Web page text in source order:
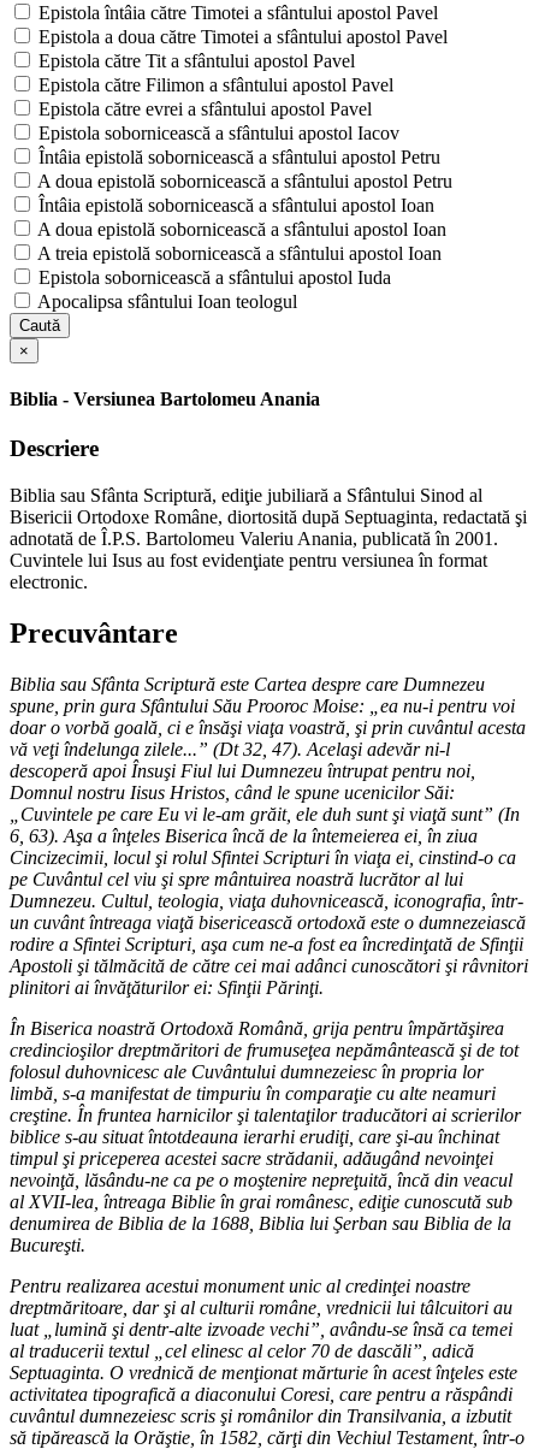
Epistola întâia către Timotei a sfântului apostol Pavel
Epistola a doua către Timotei a sfântului apostol Pavel
Epistola către Tit a sfântului apostol Pavel
Epistola către Filimon a sfântului apostol Pavel
Epistola către evrei a sfântului apostol Pavel
Epistola sobornicească a sfântului apostol Iacov
Întâia epistolă sobornicească a sfântului apostol Petru
A doua epistolă sobornicească a sfântului apostol Petru
Întâia epistolă sobornicească a sfântului apostol Ioan
A doua epistolă sobornicească a sfântului apostol Ioan
A treia epistolă sobornicească a sfântului apostol Ioan
Epistola sobornicească a sfântului apostol Iuda
Apocalipsa sfântului Ioan teologul
Caută
×
Biblia - Versiunea Bartolomeu Anania
Descriere
Biblia sau Sfânta Scriptură, ediţie jubiliară a Sfântului Sinod al
Bisericii Ortodoxe Române, diortosită după Septuaginta, redactată şi
adnotată de Î.P.S. Bartolomeu Valeriu Anania, publicată în 2001.
Cuvintele lui Isus au fost evidenţiate pentru versiunea în format
electronic.
Precuvântare
Biblia sau Sfânta Scriptură este Cartea despre care Dumnezeu
spune, prin gura Sfântului Său Prooroc Moise: „ea nu-i pentru voi
doar o vorbă goală, ci e însăşi viaţa voastră, şi prin cuvântul acesta
vă veţi îndelunga zilele...” (Dt 32, 47). Acelaşi adevăr ni-l
descoperă apoi Însuşi Fiul lui Dumnezeu întrupat pentru noi,
Domnul nostru Iisus Hristos, când le spune ucenicilor Săi:
„Cuvintele pe care Eu vi le-am grăit, ele duh sunt şi viaţă sunt” (In
6, 63). Aşa a înţeles Biserica încă de la întemeierea ei, în ziua
Cincizecimii, locul şi rolul Sfintei Scripturi în viaţa ei, cinstind-o ca
pe Cuvântul cel viu şi spre mântuirea noastră lucrător al lui
Dumnezeu. Cultul, teologia, viaţa duhovnicească, iconografia, într-
un cuvânt întreaga viaţă bisericească ortodoxă este o dumnezeiască
rodire a Sfintei Scripturi, aşa cum ne-a fost ea încredinţată de Sfinţii
Apostoli şi tălmăcită de către cei mai adânci cunoscători şi râvnitori
plinitori ai învăţăturilor ei: Sfinţii Părinţi.
În Biserica noastră Ortodoxă Română, grija pentru împărtăşirea
credincioşilor dreptmăritori de frumuseţea nepământească şi de tot
folosul duhovnicesc ale Cuvântului dumnezeiesc în propria lor
limbă, s-a manifestat de timpuriu în comparaţie cu alte neamuri
creştine. În fruntea harnicilor şi talentaţilor traducători ai scrierilor
biblice s-au situat întotdeauna ierarhi erudiţi, care şi-au închinat
timpul şi priceperea acestei sacre strădanii, adăugând nevoinţei
nevoinţă, lăsându-ne ca pe o moştenire nepreţuită, încă din veacul
al XVII-lea, întreaga Biblie în grai românesc, ediţie cunoscută sub
denumirea de Biblia de la 1688, Biblia lui Şerban sau Biblia de la
Bucureşti.
Pentru realizarea acestui monument unic al credinţei noastre
dreptmăritoare, dar şi al culturii române, vrednicii lui tâlcuitori au
luat „lumină şi dentr-alte izvoade vechi”, avându-se însă ca temei
al traducerii textul „cel elinesc al celor 70 de dascăli”, adică
Septuaginta. O vrednică de menţionat mărturie în acest înţeles este
activitatea tipografică a diaconului Coresi, care pentru a răspândi
cuvântul dumnezeiesc scris şi românilor din Transilvania, a izbutit
să tipărească la Orăştie, în 1582, cărţi din Vechiul Testament, într-o